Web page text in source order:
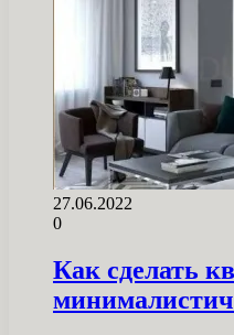
27.06.2022
0
Как сделать